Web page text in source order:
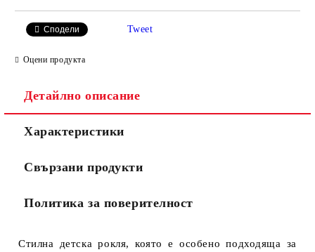
Сподели Tweet
Оцени продукта
Детайлно описание
Характеристики
Свързани продукти
Политика за поверителност
Стилна детска рокля, която е особено подходяща за